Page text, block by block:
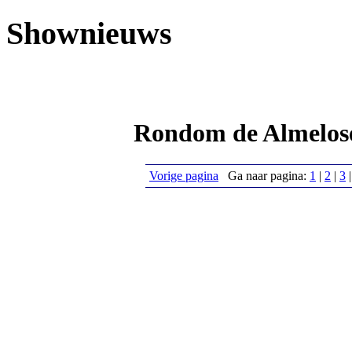
Shownieuws
Rondom de
Vorige pagina Ga naar pagina: 1 | 2 | 3